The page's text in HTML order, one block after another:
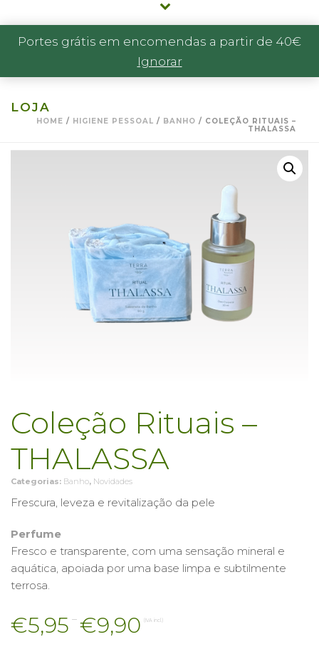
Portes grátis em encomendas a partir de 40€
Ignorar
LOJA
HOME / HIGIENE PESSOAL / BANHO / COLEÇÃO RITUAIS –
THALASSA
Coleção Rituais –
THALASSA
Categorias: Banho, Novidades
Frescura, leveza e revitalização da pele
Perfume
Fresco e transparente, com uma sensação mineral e
aquática, apoiada por uma base limpa e subtilmente
terrosa.
€5,95 – €9,90 Price
(IVA incl.)